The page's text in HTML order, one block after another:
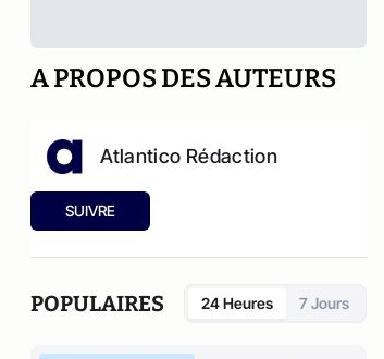
A PROPOS DES AUTEURS
Atlantico Rédaction
SUIVRE
POPULAIRES 24 Heures 7 Jours